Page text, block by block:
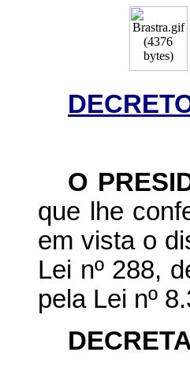
O
que lhe
em vista o
Lei nº 288,
pela Lei nº